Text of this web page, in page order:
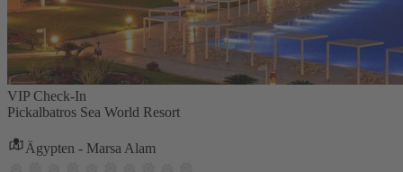
VIP Check-In
Pickalbatros Sea World Resort
Ägypten - Marsa Alam